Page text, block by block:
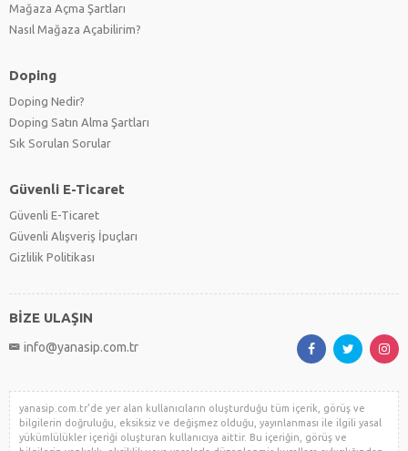
Mağaza Açma Şartları
Nasıl Mağaza Açabilirim?
Doping
Doping Nedir?
Doping Satın Alma Şartları
Sık Sorulan Sorular
Güvenli E-Ticaret
Güvenli E-Ticaret
Güvenli Alışveriş İpuçları
Gizlilik Politikası
BİZE ULAŞIN
info@yanasip.com.tr
yanasip.com.tr'de yer alan kullanıcıların oluşturduğu tüm içerik, görüş ve
bilgilerin doğruluğu, eksiksiz ve değişmez olduğu, yayınlanması ile ilgili yasal
yükümlülükler içeriği oluşturan kullanıcıya aittir. Bu içeriğin, görüş ve